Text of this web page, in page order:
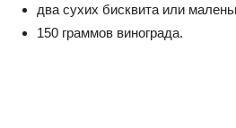
два сухих бисквита или
150 граммов винограда.